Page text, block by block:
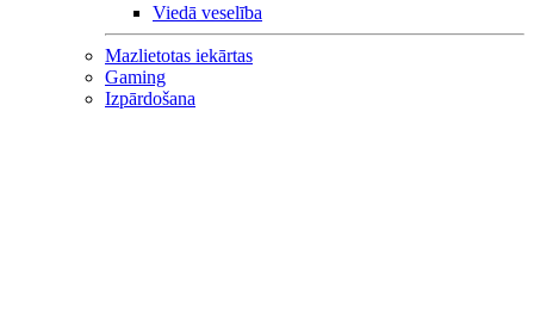
Viedā veselība
Mazlietotas iekārtas
Gaming
Izpārdošana